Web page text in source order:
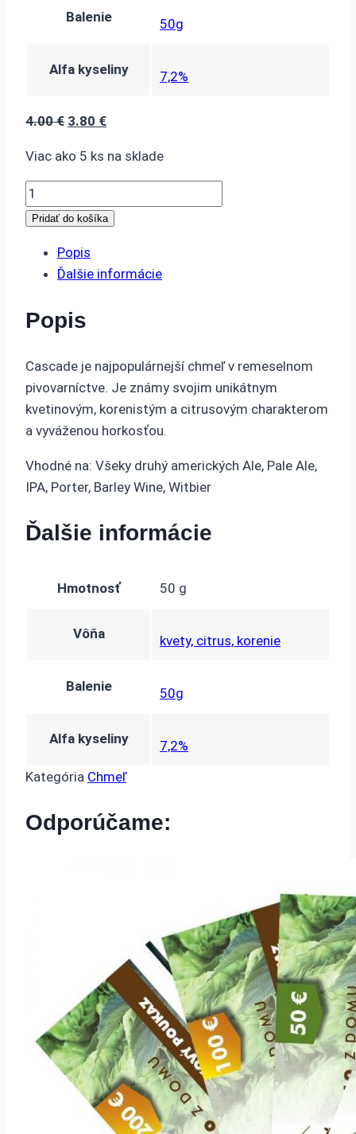
Balenie 50g
Alfa kyseliny 7,2%
4.00€ Pôvodná
bola:
4.00 €.
3.80 €Aktuálna
je:
3.80 €.
Viac ako 5 ks na sklade
množstvo
Cascade
2021
Pridať do košíka
Popis
Ďalšie informácie
Popis
Cascade je najpopulárnejší chmeľ v remeselnom
pivovarníctve. Je známy svojim unikátnym
kvetinovým, korenistým a citrusovým charakterom
a vyváženou horkosťou.
Vhodné na: Všeky druhý amerických Ale, Pale Ale,
IPA, Porter, Barley Wine, Witbier
Ďalšie informácie
Hmotnosť 50 g
Vôňa kvety, citrus, korenie
Balenie 50g
Alfa kyseliny
7,2%
Kategória Chmeľ
Odporúčame: